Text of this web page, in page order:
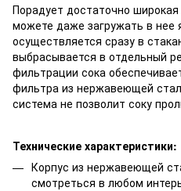
Порадует достаточно
можете даже загружать в нее
осуществляется сразу в
выбрасывается в отдельный
фильтрации сока
фильтра из нержавеющей
система не позволит соку
Технические характеристики:
Корпус из нержавеющей
смотреться в любом